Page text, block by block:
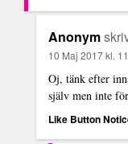
Anonym
10 Maj 2017 kl.
Oj, tänk efter
själv men inte
Like Button